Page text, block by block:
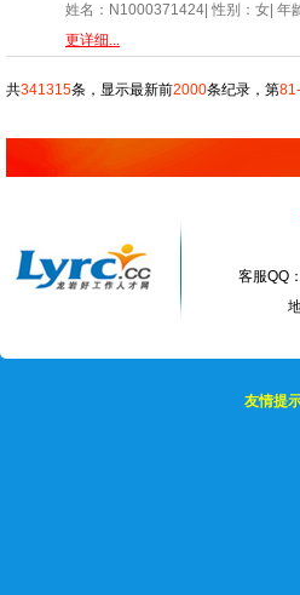
姓名： N1000371424 | 性别： 女 | 年
更详细...
共341315条，显示最新前2000条纪录，第
客服QQ：
友情提